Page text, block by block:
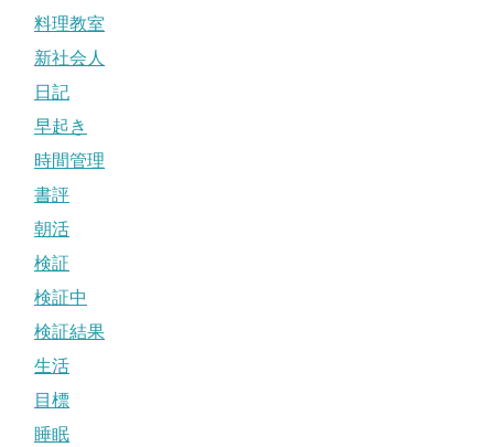
料理教室
新社会人
日記
早起き
時間管理
書評
朝活
検証
検証中
検証結果
生活
目標
睡眠